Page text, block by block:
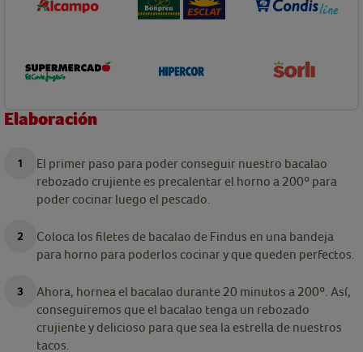
Elaboración
El primer paso para poder conseguir nuestro bacalao
rebozado crujiente es precalentar el horno a 200º para
poder cocinar luego el pescado.
Coloca los filetes de bacalao de Findus en una bandeja
para horno para poderlos cocinar y que queden perfectos.
Ahora, hornea el bacalao durante 20 minutos a 200º. Así,
conseguiremos que el bacalao tenga un rebozado
crujiente y delicioso para que sea la estrella de nuestros
tacos.